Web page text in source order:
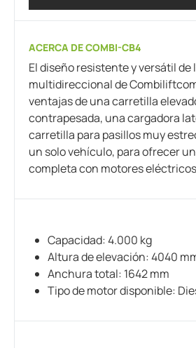
ACERCA DE COMBI-CB4
El diseño resistente y versátil de
multidireccional de
ventajas de una carretilla
contrapesada, una cargadora
carretilla para pasillos muy
un solo vehículo, para ofrecer
completa con motores
Capacidad: 4.000 kg
Altura de elevación: 4040
Anchura total: 1642 mm
Tipo de motor disponible: